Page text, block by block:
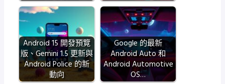
Android 15 開發預覽
版、Gemini 1.5 更新與
Android Police 的新
動向
Google 的最新
Android Auto 和
Android Automotive
OS…